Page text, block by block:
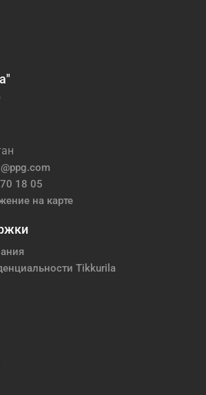
18 05
на карте
Tikkurila